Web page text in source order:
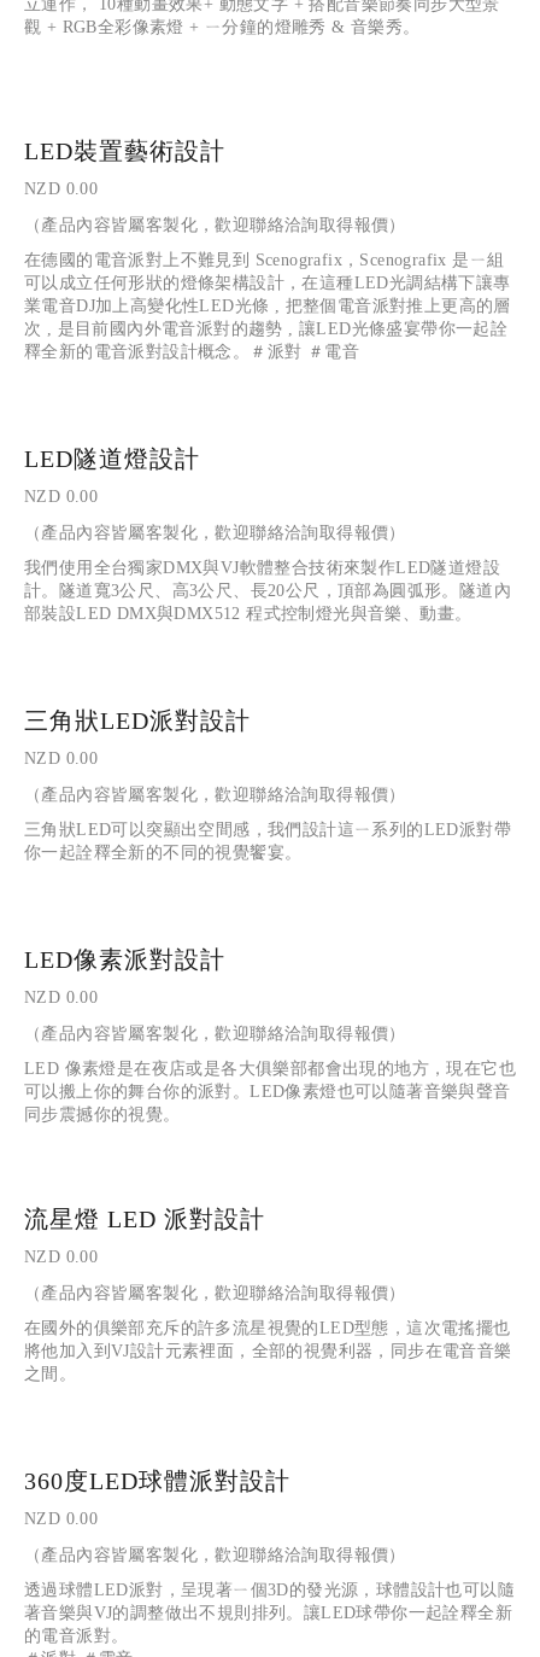
立運作， 10種動畫效果+ 動態文字 + 搭配音樂節奏同步大型景
觀 + RGB全彩像素燈 + ㄧ分鐘的燈雕秀 & 音樂秀。
LED裝置藝術設計
NZD 0.00
（產品內容皆屬客製化，歡迎聯絡洽詢取得報價）
在德國的電音派對上不難見到 Scenografix，Scenografix 是ㄧ組
可以成立任何形狀的燈條架構設計，在這種LED光調結構下讓專
業電音DJ加上高變化性LED光條 , 把整個電音派對推上更高的層
次 , 是目前國內外電音派對的趨勢 , 讓LED光條盛宴帶你一起詮
釋全新的電音派對設計概念。＃派對 ＃電音
LED隧道燈設計
NZD 0.00
（產品內容皆屬客製化，歡迎聯絡洽詢取得報價）
我們使用全台獨家DMX與VJ軟體整合技術來製作LED隧道燈設
計。隧道寬3公尺、高3公尺、長20公尺，頂部為圓弧形。隧道內
部裝設LED DMX與DMX512 程式控制燈光與音樂、動畫。
三角狀LED派對設計
NZD 0.00
（產品內容皆屬客製化，歡迎聯絡洽詢取得報價）
三角狀LED可以突顯出空間感，我們設計這ㄧ系列的LED派對帶
你一起詮釋全新的不同的視覺饗宴。
LED像素派對設計
NZD 0.00
（產品內容皆屬客製化，歡迎聯絡洽詢取得報價）
LED 像素燈是在夜店或是各大俱樂部都會出現的地方，現在它也
可以搬上你的舞台你的派對。LED像素燈也可以隨著音樂與聲音
同步震撼你的視覺。
流星燈 LED 派對設計
NZD 0.00
（產品內容皆屬客製化，歡迎聯絡洽詢取得報價）
在國外的俱樂部充斥的許多流星視覺的LED型態，這次電搖擺也
將他加入到VJ設計元素裡面，全部的視覺利器，同步在電音音樂
之間。
360度LED球體派對設計
NZD 0.00
（產品內容皆屬客製化，歡迎聯絡洽詢取得報價）
透過球體LED派對，呈現著ㄧ個3D的發光源，球體設計也可以隨
著音樂與VJ的調整做出不規則排列。讓LED球帶你一起詮釋全新
的電音派對。